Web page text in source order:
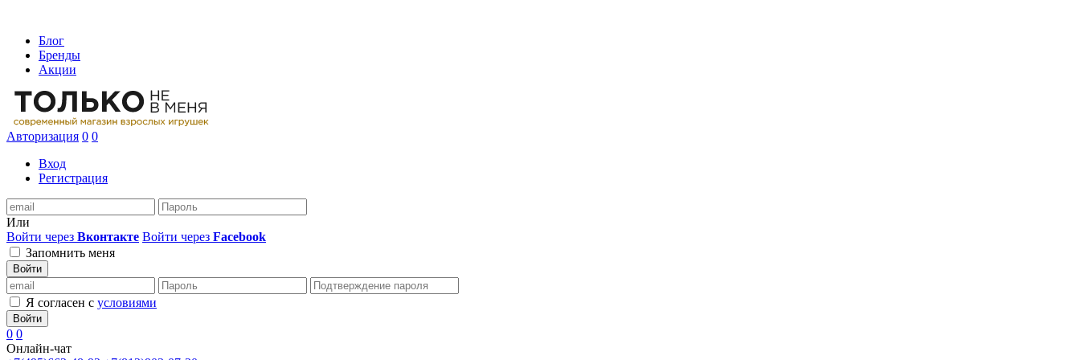
Блог
Бренды
Акции
Авторизация 0 0
Вход
Регистрация
Или
Войти через Вконтакте Войти через Facebook
Запомнить меня
Войти
Я согласен с условиями
Войти
0 0
Онлайн-чат